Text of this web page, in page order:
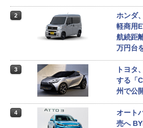
2
ホンダ
軽商用
航続距
万円台
3
トヨタ
する「
州で公
4
オート
売へ